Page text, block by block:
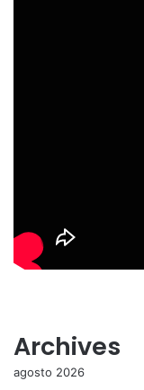
Archives
agosto 2026